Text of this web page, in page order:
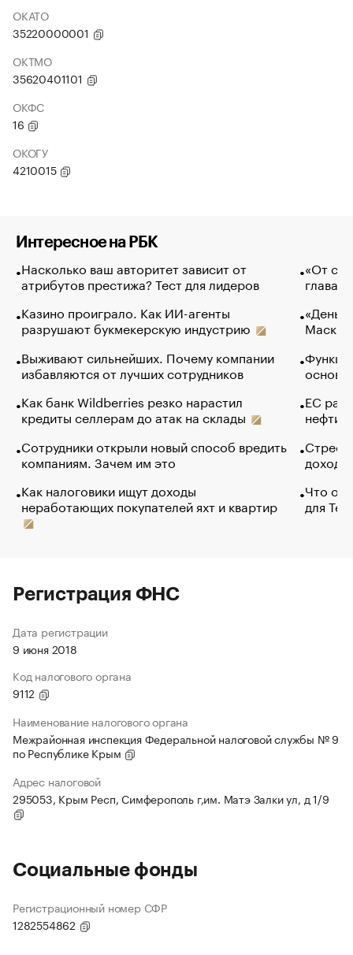
ОКАТО
35220000001
ОКТМО
35620401101
ОКФС
16
ОКОГУ
4210015
Интересное на РБК
Насколько ваш авторитет зависит от
атрибутов престижа? Тест для лидеров
Казино проиграло. Как ИИ-агенты
разрушают букмекерскую индустрию
Выживают сильнейших. Почему компании
избавляются от лучших сотрудников
Как банк Wildberries резко нарастил
кредиты селлерам до атак на склады
Сотрудники открыли новый способ вредить
компаниям. Зачем им это
Как налоговики ищут доходы
неработающих покупателей яхт и квартир
«От
глава
Маск в
основ
ЕС
нефти
Что
для
Регистрация ФНС
Дата регистрации
9 июня 2018
Код налогового органа
9112
Наименование налогового органа
Межрайонная инспекция Федеральной налоговой службы № 9
по Республике Крым
Адрес налоговой
295053, Крым Респ, Симферополь г,им. Матэ Залки ул, д 1/9
Социальные фонды
Регистрационный номер СФР
1282554862